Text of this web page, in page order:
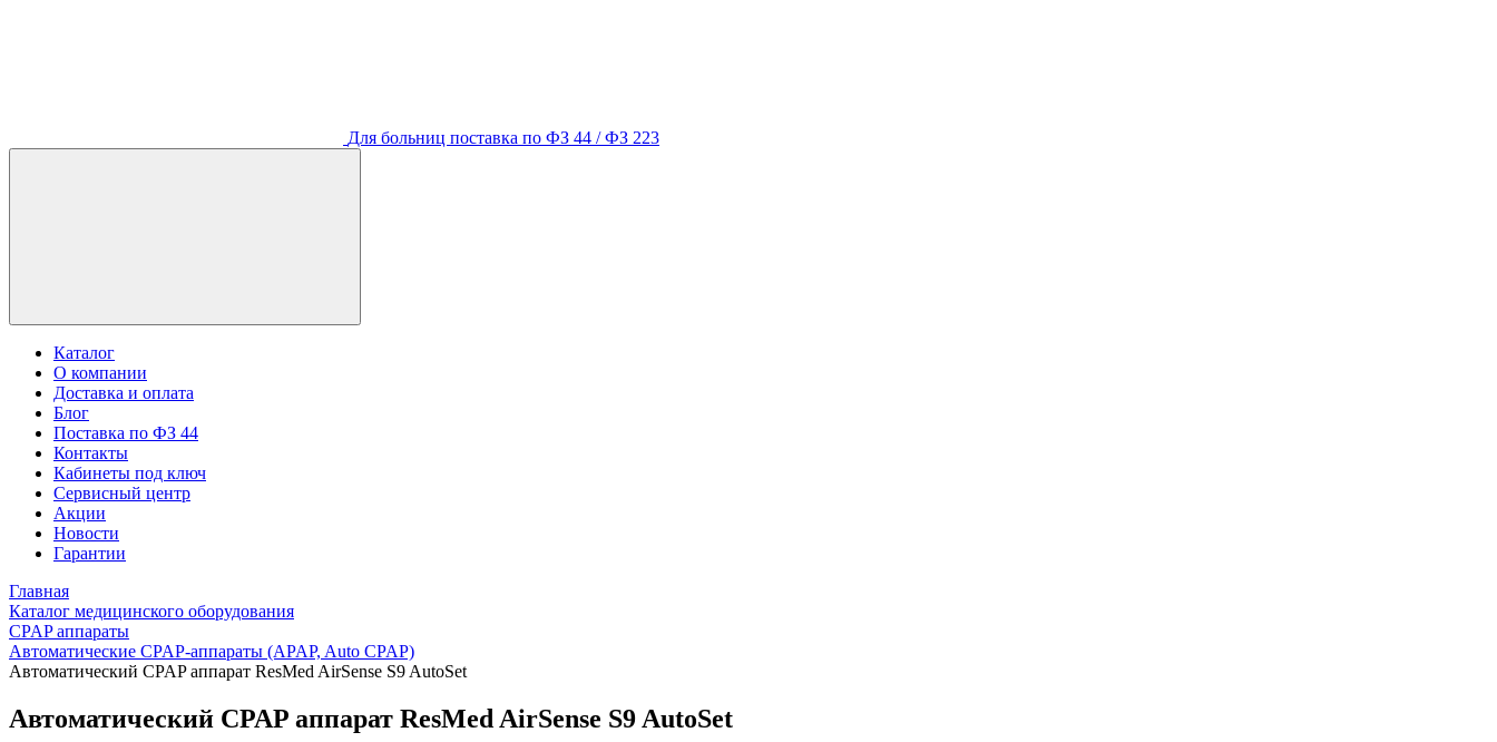
Для больниц поставка по ФЗ 44 / ФЗ 223
Каталог
О компании
Доставка и оплата
Блог
Поставка по ФЗ 44
Контакты
Кабинеты под ключ
Сервисный центр
Акции
Новости
Гарантии
Главная
Каталог медицинского оборудования
CPAP аппараты
Автоматические CPAP-аппараты (APAP, Auto CPAP)
Автоматический CPAP аппарат ResMed AirSense S9 AutoSet
Автоматический CPAP аппарат ResMed AirSense S9 AutoSet